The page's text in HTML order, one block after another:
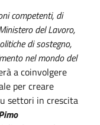
competenti, di
del Lavoro,
di sostegno,
nel mondo del
a coinvolgere
per creare
settori in crescita